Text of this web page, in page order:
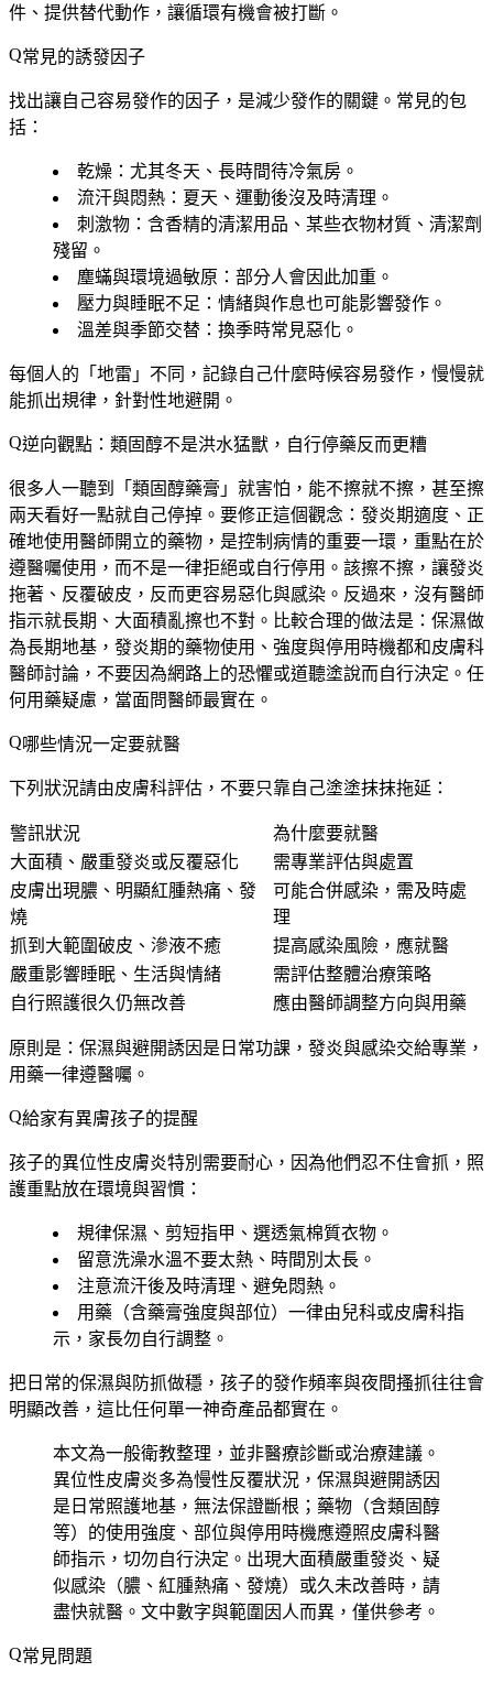
件、提供替代動作，讓循環有機會被打斷。
常見的誘發因子
找出讓自己容易發作的因子，是減少發作的關鍵。常見的包
括：
乾燥 ：尤其冬天、長時間待冷氣房。
流汗與悶熱 ：夏天、運動後沒及時清理。
刺激物 ：含香精的清潔用品、某些衣物材質、清潔劑
殘留。
塵蟎與環境過敏原 ：部分人會因此加重。
壓力與睡眠不足 ：情緒與作息也可能影響發作。
溫差與季節交替 ：換季時常見惡化。
每個人的「地雷」不同，記錄自己什麼時候容易發作，慢慢就
能抓出規律，針對性地避開。
逆向觀點：類固醇不是洪水猛獸，自行停藥反而更糟
很多人一聽到「類固醇藥膏」就害怕，能不擦就不擦，甚至擦
兩天看好一點就自己停掉。要修正這個觀念：發炎期適度、正
確地使用醫師開立的藥物，是控制病情的重要一環， 重點在於
遵醫囑使用，而不是一律拒絕或自行停用 。該擦不擦，讓發炎
拖著、反覆破皮，反而更容易惡化與感染。反過來，沒有醫師
指示就長期、大面積亂擦也不對。比較合理的做法是：保濕做
為長期地基，發炎期的藥物使用、強度與停用時機都和皮膚科
醫師討論，不要因為網路上的恐懼或道聽塗說而自行決定。任
何用藥疑慮，當面問醫師最實在。
哪些情況一定要就醫
下列狀況請由皮膚科評估，不要只靠自己塗塗抹抹拖延：
警訊狀況
為什麼要就醫
大面積、嚴重發炎或反覆惡化
需專業評估與處置
皮膚出現膿、明顯紅腫熱痛、發
燒
可能合併感染，需及時處
理
抓到大範圍破皮、滲液不癒
提高感染風險，應就醫
嚴重影響睡眠、生活與情緒
需評估整體治療策略
自行照護很久仍無改善
應由醫師調整方向與用藥
原則是： 保濕與避開誘因是日常功課，發炎與感染交給專業 ，
用藥一律遵醫囑。
給家有異膚孩子的提醒
孩子的異位性皮膚炎特別需要耐心，因為他們忍不住會抓，照
護重點放在環境與習慣：
規律保濕、剪短指甲、選透氣棉質衣物。
留意洗澡水溫不要太熱、時間別太長。
注意流汗後及時清理、避免悶熱。
用藥（含藥膏強度與部位）一律由兒科或皮膚科指
示，家長勿自行調整。
把日常的保濕與防抓做穩，孩子的發作頻率與夜間搔抓往往會
明顯改善，這比任何單一神奇產品都實在。
本文為一般衛教整理，並非醫療診斷或治療建議。
異位性皮膚炎多為慢性反覆狀況，保濕與避開誘因
是日常照護地基，無法保證斷根；藥物（含類固醇
等）的使用強度、部位與停用時機應遵照皮膚科醫
師指示，切勿自行決定。出現大面積嚴重發炎、疑
似感染（膿、紅腫熱痛、發燒）或久未改善時，請
盡快就醫。文中數字與範圍因人而異，僅供參考。
常見問題